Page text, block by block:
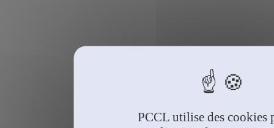
PCCL utilise des cookies